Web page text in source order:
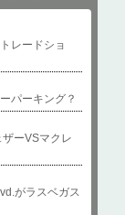
レードショ
パーキング？
ーVSマクレ
がラスベガス